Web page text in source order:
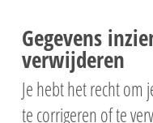
Gegevens
verwijderen
Je hebt het recht om
te corrigeren of te